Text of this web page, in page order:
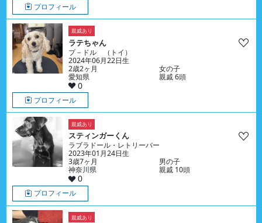
プロフィール
親戚あり
ラテちゃん
プ－ドル （トイ）
2024年06月22日生
2歳2ヶ月
女の子
愛知県
親戚 6頭
0
プロフィール
親戚あり
スティンガーくん
ラブラドール・レトリーバー
2023年01月24日生
3歳7ヶ月
男の子
神奈川県
親戚 10頭
0
プロフィール
親戚あり